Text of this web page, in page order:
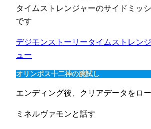
タイムストレンジャーのサイドミッ
です
デジモンストーリータイムストレン
ュー
オリンポス十二神の腕試し
エンディング後、クリアデータをロ
ミネルヴァモンと話す